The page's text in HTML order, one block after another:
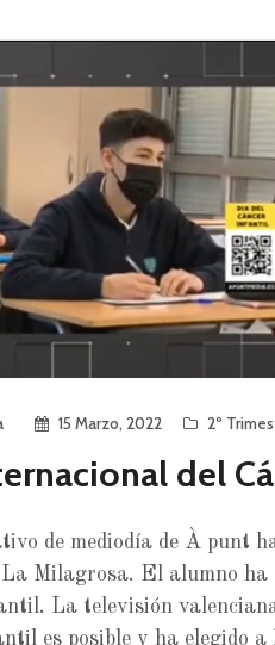
15 Marzo, 2022 2º
del
de mediodía de À punt
La Milagrosa. El alumno
La televisión
es posible y ha elegido